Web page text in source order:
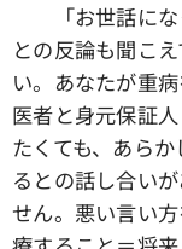
「お世話にな
との反論も聞こ
い。あなたが重
医者と身元保証
たくても、あら
るとの話し合い
せん。悪い言い